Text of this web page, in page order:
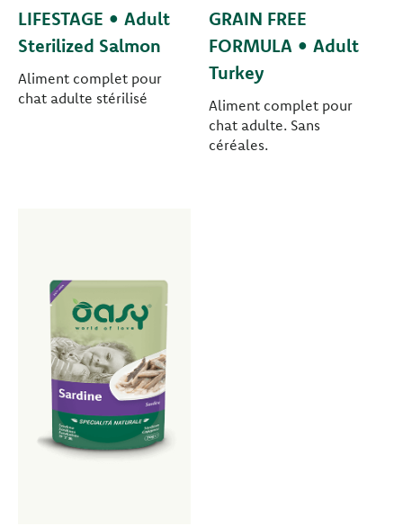
LIFESTAGE • Adult
Sterilized Salmon
Aliment complet pour
chat adulte stérilisé
GRAIN FREE
FORMULA • Adult
Turkey
Aliment complet pour
chat adulte. Sans
céréales.